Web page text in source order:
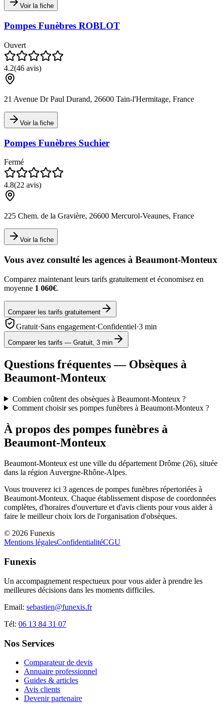
Voir la fiche
Pompes Funèbres ROBLOT
Ouvert
4.2(46 avis)
21 Avenue Dr Paul Durand, 26600 Tain-l'Hermitage, France
Voir la fiche
Pompes Funèbres Suchier
Fermé
4.8(22 avis)
225 Chem. de la Gravière, 26600 Mercurol-Veaunes, France
Voir la fiche
Vous avez consulté les agences à Beaumont-Monteux
Comparez maintenant leurs tarifs gratuitement et économisez en
moyenne 1 060€.
Comparer les tarifs gratuitement
Gratuit·Sans engagement·Confidentiel·3 min
Comparer les tarifs — Gratuit, 3 min
Questions fréquentes — Obsèques à
Beaumont-Monteux
Combien coûtent des obsèques à Beaumont-Monteux ?
Comment choisir ses pompes funèbres à Beaumont-Monteux ?
À propos des pompes funèbres à
Beaumont-Monteux
Beaumont-Monteux est une ville du départementDrôme (26), située
dans la régionAuvergne-Rhône-Alpes.
Vous trouverez ici 3 agences de pompes funèbres répertoriées à
Beaumont-Monteux. Chaque établissement dispose de coordonnées
complètes, d'horaires d'ouverture et d'avis clients pour vous aider à
faire le meilleur choix lors de l'organisation d'obsèques.
© 2026 Funexis
Mentions légalesConfidentialitéCGU
Funexis
Un accompagnement respectueux pour vous aider à prendre les
meilleures décisions dans les moments difficiles.
Email: sebastien@funexis.fr
Tél: 06 13 84 31 07
Nos Services
Comparateur de devis
Annuaire professionnel
Guides & articles
Avis clients
Devenir partenaire